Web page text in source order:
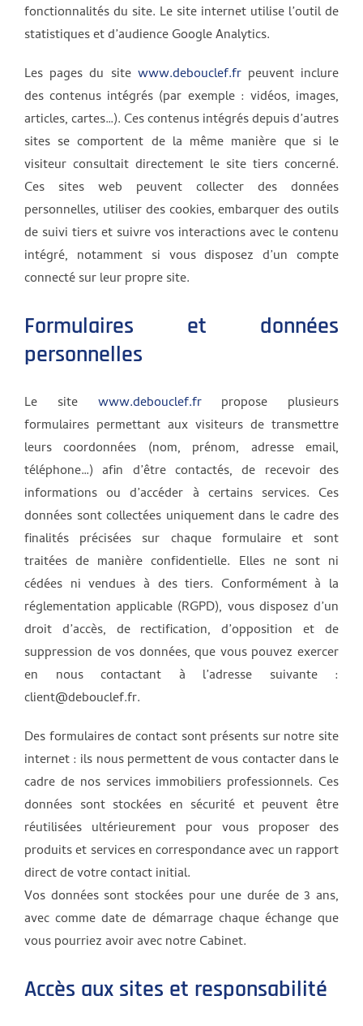
fonctionnalités du site. Le site internet utilise l’outil de
statistiques et d’audience Google Analytics.
Les pages du site www.debouclef.frpeuvent inclure
des contenus intégrés (par exemple : vidéos, images,
articles, cartes…). Ces contenus intégrés depuis d’autres
sites se comportent de la même manière que si le
visiteur consultait directement le site tiers concerné.
Ces sites web peuvent collecter des données
personnelles, utiliser des cookies, embarquer des outils
de suivi tiers et suivre vos interactions avec le contenu
intégré, notamment si vous disposez d’un compte
connecté sur leur propre site.
Formulaires et données
personnelles
Le site www.debouclef.frpropose plusieurs
formulaires permettant aux visiteurs de transmettre
leurs coordonnées (nom, prénom, adresse email,
téléphone…) afin d’être contactés, de recevoir des
informations ou d’accéder à certains services. Ces
données sont collectées uniquement dans le cadre des
finalités précisées sur chaque formulaire et sont
traitées de manière confidentielle. Elles ne sont ni
cédées ni vendues à des tiers. Conformément à la
réglementation applicable (RGPD), vous disposez d’un
droit d’accès, de rectification, d’opposition et de
suppression de vos données, que vous pouvez exercer
en nous contactant à l’adresse suivante :
client@debouclef.fr.
Des formulaires de contact sont présents sur notre site
internet : ils nous permettent de vous contacter dans le
cadre de nos services immobiliers professionnels. Ces
données sont stockées en sécurité et peuvent être
réutilisées ultérieurement pour vous proposer des
produits et services en correspondance avec un rapport
direct de votre contact initial.
Vos données sont stockées pour une durée de 3 ans,
avec comme date de démarrage chaque échange que
vous pourriez avoir avec notre Cabinet.
Accès aux sites et responsabilité